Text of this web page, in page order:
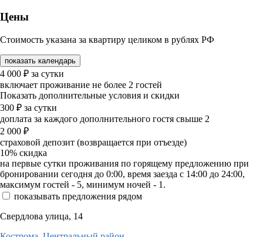
Цены
Стоимость указана за квартиру целиком в рублях РФ
показать календарь
4 000 ₽ за сутки
включает проживание не более 2 гостей
Показать дополнительные условия и скидки
300 ₽ за сутки
доплата за каждого дополнительного гостя свыше 2
2 000 ₽
страховой депозит (возвращается при отъезде)
10% скидка
на первые сутки проживания по горящему предложению при
бронировании сегодня до 0:00, время заезда с 14:00 до 24:00,
максимум гостей - 5, минимум ночей - 1.
показывать предложения рядом
Свердлова улица, 14